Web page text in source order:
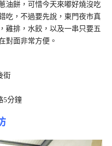
油餅，可惜今天來嘟好燒沒吃
吃，不過要先說，東門夜市真
雞排，水餃，以及一串只要五
對面非常方便。
街
5分鐘